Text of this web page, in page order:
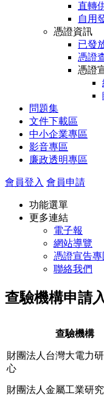
直轉
自用
憑證資訊
已發
憑證
憑證
問題集
文件下載區
中小企業專區
影音專區
廉政透明專區
會員登入 會員申請
功能選單
更多連結
電子報
網站導覽
憑證宣告專
聯絡我們
查驗機構申請
查驗機構
財團法人台灣大電力
心
財團法人金屬工業研